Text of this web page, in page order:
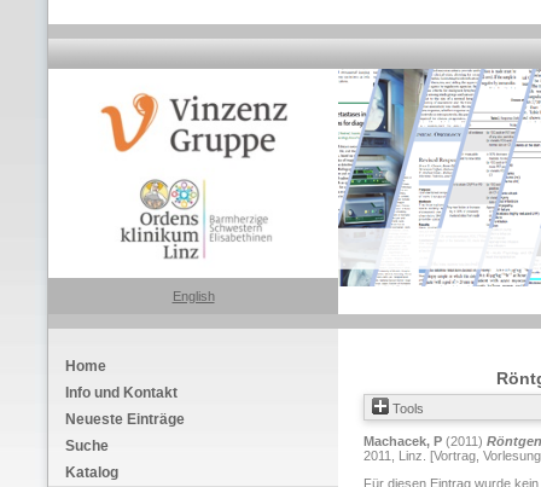
English
Home
Info und Kontakt
Neueste Einträge
Suche
Katalog
Tools
Machacek, P (2011)
2011, Linz. [Vortrag,
Für diesen Eintrag wurde